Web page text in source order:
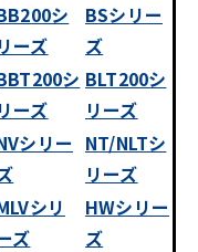
シ
リーズ
BSシリー
ズ
シ
リーズ
BLT200シ
リーズ
シリー NT/NLTシ
リーズ
シリ
ズ
HWシリー
ズ